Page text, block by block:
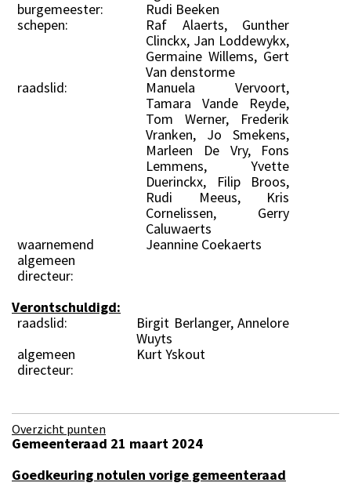
burgemeester:
Rudi Beeken
schepen:
Raf Alaerts, Gunther
Clinckx, Jan Loddewykx,
Germaine Willems, Gert
Van denstorme
raadslid:
Manuela Vervoort,
Tamara Vande Reyde,
Tom Werner, Frederik
Vranken, Jo Smekens,
Marleen De Vry, Fons
Lemmens, Yvette
Duerinckx, Filip Broos,
Rudi Meeus, Kris
Cornelissen, Gerry
Caluwaerts
waarnemend
algemeen
directeur:
Jeannine Coekaerts
Verontschuldigd:
raadslid:
Birgit Berlanger, Annelore
Wuyts
algemeen
directeur:
Kurt Yskout
Overzicht punten
Gemeenteraad 21 maart 2024
Goedkeuring notulen vorige gemeenteraad